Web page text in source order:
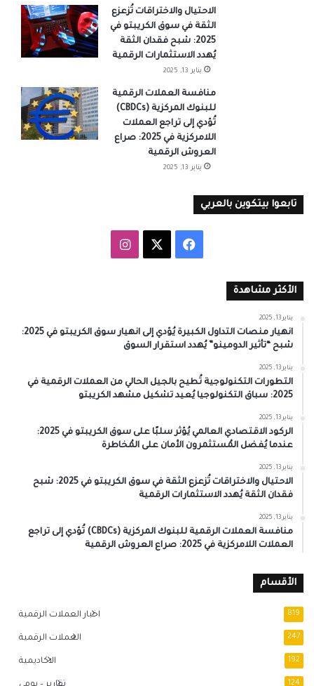
الاحتيال والاختراقات تُزعزع
الثقة في سوق الكريبتو في
2025: شبح فقدان الثقة
يُهدد الاستثمارات الرقمية
يناير 13, 2025
منافسة العملات الرقمية
للبنوك المركزية (CBDCs)
تُؤدي إلى تراجع العملات
اللامركزية في 2025: صراع
العروش الرقمية
يناير 13, 2025
تابعوا بيتكوين بالعربي
فيسبوك انستقرام
الأكثر مشاهدة
يناير 13, 2025
انهيار منصات التداول الكبيرة يُؤدي إلى انهيار سوق الكريبتو في 2025:
شبح “تأثير الدومينو” يُهدد استقرار السوق
يناير 13, 2025
التطورات التكنولوجية تُطيح بالجيل الحالي من العملات الرقمية في
2025: سباق التكنولوجيا يُعيد تشكيل مشهد الكريبتو
يناير 13, 2025
الركود الاقتصادي العالمي يُؤثر سلبًا على سوق الكريبتو في 2025:
عندما يُفضل المُستثمرون الأمان على المُخاطرة
يناير 13, 2025
الاحتيال والاختراقات تُزعزع الثقة في سوق الكريبتو في 2025: شبح
فقدان الثقة يُهدد الاستثمارات الرقمية
يناير 13, 2025
منافسة العملات الرقمية للبنوك المركزية (CBDCs) تُؤدي إلى تراجع
العملات اللامركزية في 2025: صراع العروش الرقمية
الأقسام
اخبار العملات الرقمية 819
العملات الرقمية 247
الاكاديمية 192
124